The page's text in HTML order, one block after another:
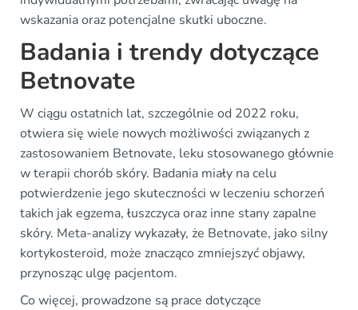
wskazania oraz potencjalne skutki uboczne.
Badania i trendy dotyczące
Betnovate
W ciągu ostatnich lat, szczególnie od 2022 roku,
otwiera się wiele nowych możliwości związanych z
zastosowaniem Betnovate, leku stosowanego głównie
w terapii chorób skóry. Badania miały na celu
potwierdzenie jego skuteczności w leczeniu schorzeń
takich jak egzema, łuszczyca oraz inne stany zapalne
skóry. Meta-analizy wykazały, że Betnovate, jako silny
kortykosteroid, może znacząco zmniejszyć objawy,
przynosząc ulgę pacjentom.
Co więcej, prowadzone są prace dotyczące